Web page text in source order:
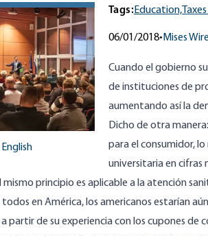
Tags:Education,
06/01/2018• Mises
Cuando el gobierno
de instituciones de
aumentando así la
Dicho de otra
para el consumidor,
universitaria en cifras
mismo principio es aplicable a la atención
en América, los americanos estarían
partir de suexperiencia con los cupones de